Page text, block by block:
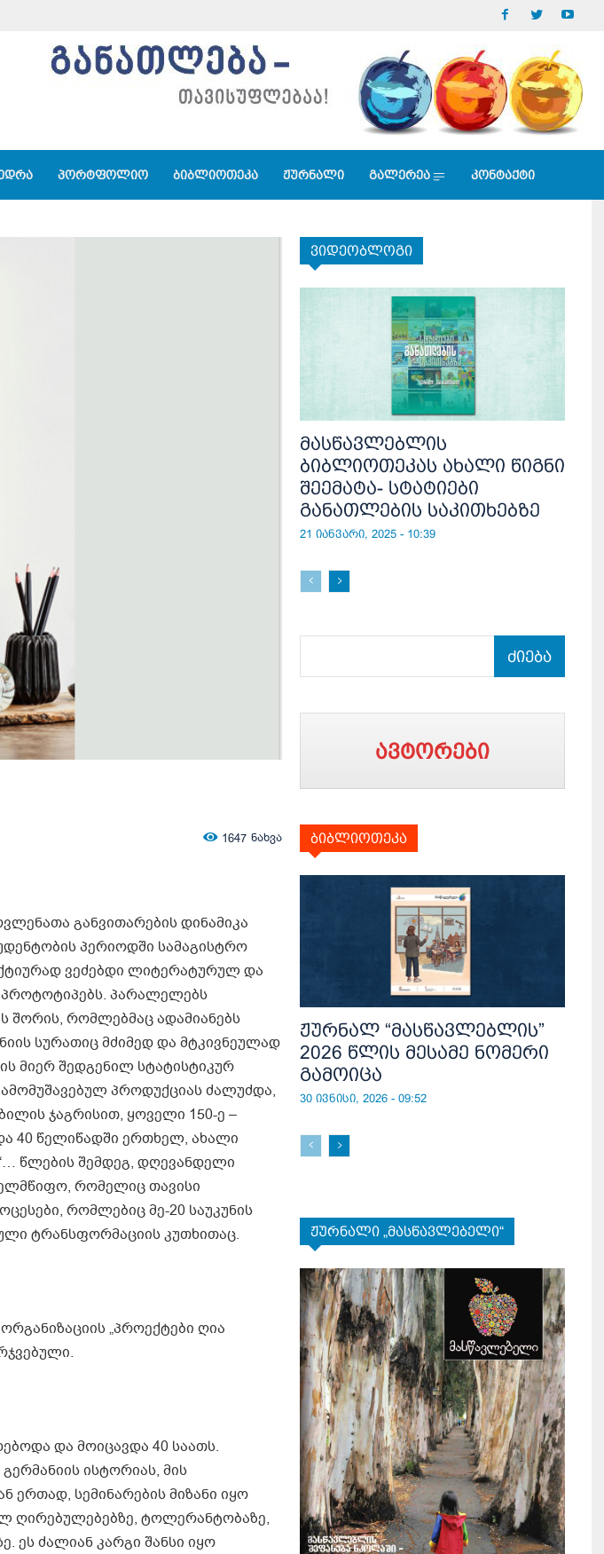
პორტფოლიო ბიბლიოთეკა ჟურნალი გალერეა კონტაქტი
1647 ნახვა
განვითარების დინამიკა
პერიოდში სამაგისტრო
ვეძებდი ლიტერატურულ და
პროტოტიპებს. პარალელებს
შორის, რომლებმაც ადამიანებს
სურათიც მძიმედ და მტკივნეულად
მიერ შედგენილ სტატისტიკურ
პროდუქციას ძალუძდა,
ჯაგრისით, ყოველი 150-ე –
40 წელიწადში ერთხელ, ახალი
წლების შემდეგ, დღევანდელი
რომელიც თავისი
რომლებიც მე-20 საუკუნის
ტრანსფორმაციის კუთხითაც.
„პროექტები ღია
და მოიცავდა 40 საათს.
ისტორიას, მის
ერთად, სემინარების მიზანი იყო
ღირებულებებზე, ტოლერანტობაზე,
ეს ძალიან კარგი შანსი იყო
ვიდეობლოგი
მასწავლებლის
ბიბლიოთეკას ახალი წიგნი
შეემატა- სტატიები
განათლების საკითხებზე
21 იანვარი, 2025 - 10:39
ძიება
ავტორები
ბიბლიოთეკა
ჟურნალ “მასწავლებლის”
2026 წლის მესამე ნომერი
გამოიცა
30 ივნისი, 2026 - 09:52
ჟურნალი „მასწავლებელი“